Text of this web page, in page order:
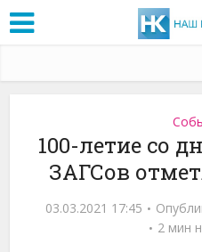
100-летие со
ЗАГСов
03.03.2021 17:45
2 мин